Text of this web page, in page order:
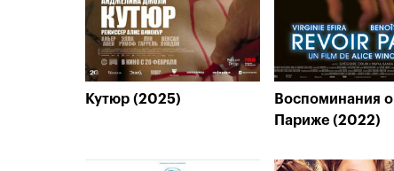
Кутюр (2025)
Воспоминания о
Париже (2022)